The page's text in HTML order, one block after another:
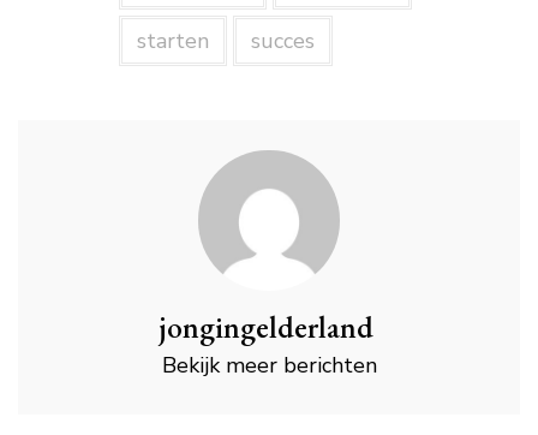
starten
succes
jongingelderland
Bekijk meer berichten